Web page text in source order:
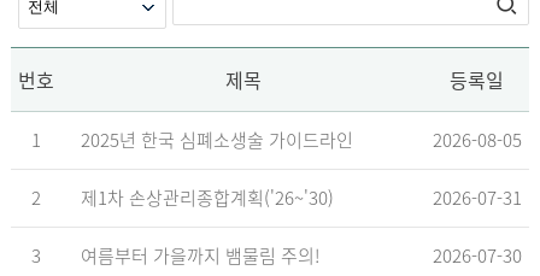
번호 제목 등록일
1 2025년 한국 심폐소생술 가이드라인 2026-08-05
2 제1차 손상관리종합계획('26~'30) 2026-07-31
3 여름부터 가을까지 뱀물림 주의! 2026-07-30